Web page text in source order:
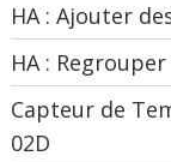
HA : Ajouter
HA :
Capteur de
02D